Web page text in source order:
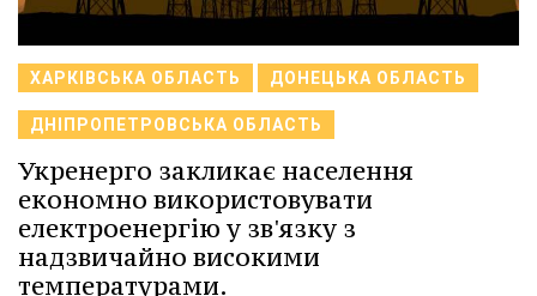
ХАРКІВСЬКА ОБЛАСТЬ ДОНЕЦЬКА ОБЛАСТЬ
ДНІПРОПЕТРОВСЬКА ОБЛАСТЬ
Укренерго закликає населення
економно використовувати
електроенергію у зв'язку з
надзвичайно високими
температурами.